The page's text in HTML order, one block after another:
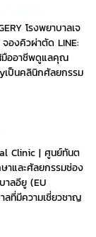
โรงพยาบาลเจ
องคิวผ่าตัด LINE:
มืออาชีพดูแลคุณ
เป็นคลินิกศัลยกรรม
Clinic | ศูนย์ทันต
าและศัลยกรรมช่อง
าลอียู (EU
ลที่มีความเชี่ยวชาญ